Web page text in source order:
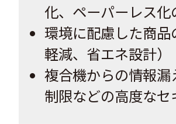
化、ペーパーレス化
環境に配慮した商
軽減、省エネ設計）
複合機からの情報
制限などの高度な